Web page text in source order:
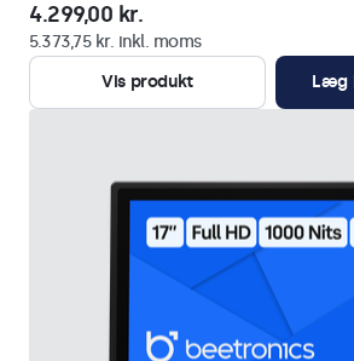
4.299,00 kr.
5.373,75 kr. inkl. moms
Vis produkt
Læg